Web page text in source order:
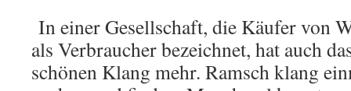
In einer Gesellschaft, die Käufer von
als Verbraucher bezeichnet, hat auch
schönen Klang mehr. Ramsch klang